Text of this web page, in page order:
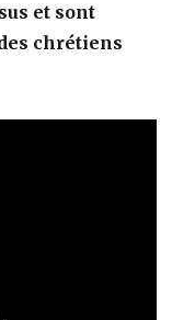
et sont
chrétiens